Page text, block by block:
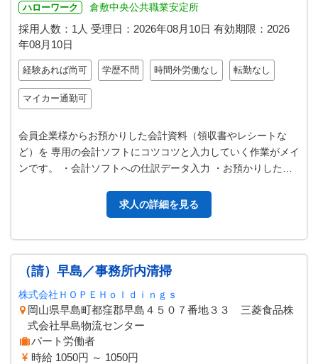
ハローワーク 倉敷中央公共職業安定所
採用人数：1人 受理日： 2026年08月10日 有効期限： 2026
年08月10日
経験あれば尚可 学歴不問 時間外労働なし 転勤なし
マイカー通勤可
会員企業様からお預かりした会計資料（領収書やレシートな
ど）を 専用の会計ソフトにコツコツと入力していく作業がメイ
ンです。 ・会計ソフトへの仕訳データ入力 ・お預かりした資
求人の詳細を見る
（請）早島／事務所内清掃
株式会社ＨＯＰＥＨｏｌｄｉｎｇｓ
岡山県早島町都窪郡早島４５０７番地３３ 三菱食品株
式会社早島物流センター
パート労働者
時給 1050円 ～ 1050円